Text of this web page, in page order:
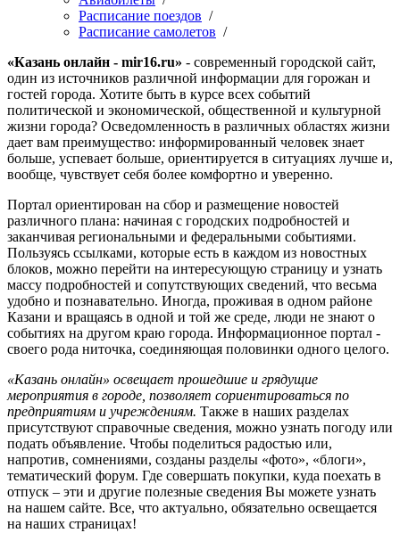
Расписание поездов /
Расписание самолетов /
«Казань онлайн - mir16.ru» - современный городской сайт,
один из источников различной информации для горожан и
гостей города. Хотите быть в курсе всех событий
политической и экономической, общественной и культурной
жизни города? Осведомленность в различных областях жизни
дает вам преимущество: информированный человек знает
больше, успевает больше, ориентируется в ситуациях лучше и,
вообще, чувствует себя более комфортно и уверенно.
Портал ориентирован на сбор и размещение новостей
различного плана: начиная с городских подробностей и
заканчивая региональными и федеральными событиями.
Пользуясь ссылками, которые есть в каждом из новостных
блоков, можно перейти на интересующую страницу и узнать
массу подробностей и сопутствующих сведений, что весьма
удобно и познавательно. Иногда, проживая в одном районе
Казани и вращаясь в одной и той же среде, люди не знают о
событиях на другом краю города. Информационное портал -
своего рода ниточка, соединяющая половинки одного целого.
«Казань онлайн» освещает прошедшие и грядущие
мероприятия в городе, позволяет сориентироваться по
предприятиям и учреждениям. Также в наших разделах
присутствуют справочные сведения, можно узнать погоду или
подать объявление. Чтобы поделиться радостью или,
напротив, сомнениями, созданы разделы «фото», «блоги»,
тематический форум. Где совершать покупки, куда поехать в
отпуск – эти и другие полезные сведения Вы можете узнать
на нашем сайте. Все, что актуально, обязательно освещается
на наших страницах!